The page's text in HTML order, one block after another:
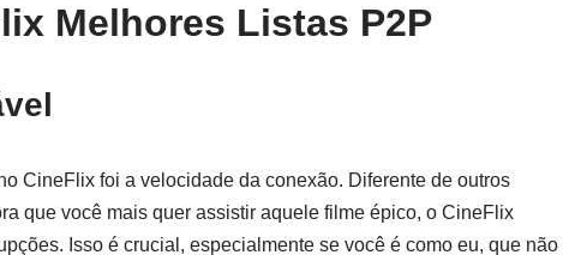
Melhores Listas P2P
CineFlix foi a velocidade da conexão. Diferente de outros
que você mais quer assistir aquele filme épico, o CineFlix
Isso é crucial, especialmente se você é como eu, que não